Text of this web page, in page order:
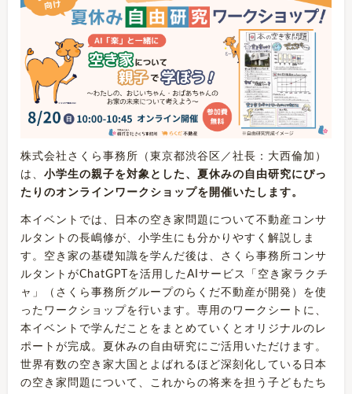
株式会社さくら事務所（東京都渋谷区／社⻑：大⻄倫加）
は、 小学生の親子を対象とした、夏休みの自由研究にぴっ
たりのオンラインワークショップを開催いたします。
本イベントでは、日本の空き家問題について不動産コンサ
ルタントの長嶋修が、小学生にも分かりやすく解説しま
す。空き家の基礎知識を学んだ後は、さくら事務所コンサ
ルタントがChatGPTを活用したAIサービス「空き家ラクチ
ャ」（さくら事務所グループのらくだ不動産が開発）を使
ったワークショップを行います。専用のワークシートに、
本イベントで学んだことをまとめていくとオリジナルのレ
ポートが完成。夏休みの自由研究にご活用いただけます。
世界有数の空き家大国とよばれるほど深刻化している日本
の空き家問題について、これからの将来を担う子どもたち